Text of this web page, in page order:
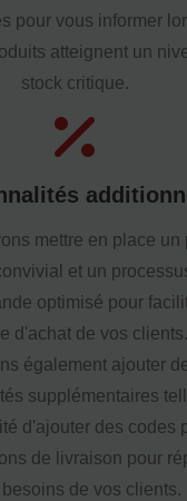
pour vous informer
atteignent un
stock critique.
mettre en place un
et un
optimisé pour
d'achat de vos
également ajouter
supplémentaires
d'ajouter des codes
de livraison pour
de vos clients.